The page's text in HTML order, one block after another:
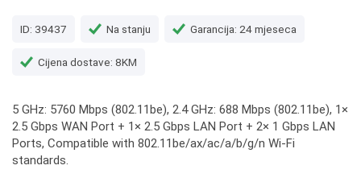
ID: 39437 Na stanju Garancija: 24 mjeseca
Cijena dostave: 8KM
5 GHz: 5760 Mbps (802.11be), 2.4 GHz: 688 Mbps (802.11be), 1×
2.5 Gbps WAN Port + 1× 2.5 Gbps LAN Port + 2× 1 Gbps LAN
Ports, Compatible with 802.11be/ax/ac/a/b/g/n Wi-Fi
standards.